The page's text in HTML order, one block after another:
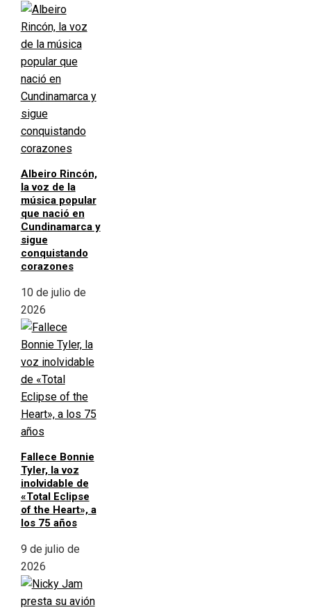
Albeiro Rincón,
la voz de la
música popular
que nació en
Cundinamarca y
sigue
conquistando
corazones
10 de julio de
2026
Fallece Bonnie
Tyler, la voz
inolvidable de
«Total Eclipse
of the Heart», a
los 75 años
9 de julio de
2026